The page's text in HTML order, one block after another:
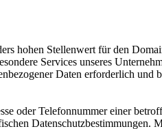
hohen Stellenwert für den
Services unseres
Daten erforderlich
oder Telefonnummer einer
Datenschutzbestimmungen.